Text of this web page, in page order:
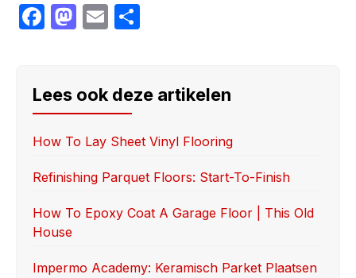
F
e
b
o
o
M
o
d
o
n
E
e
Lees ook deze artikelen
How To Lay Sheet Vinyl Flooring
Refinishing Parquet Floors: Start-To-Finish
How To Epoxy Coat A Garage Floor | This Old
House
Impermo Academy: Keramisch Parket Plaatsen